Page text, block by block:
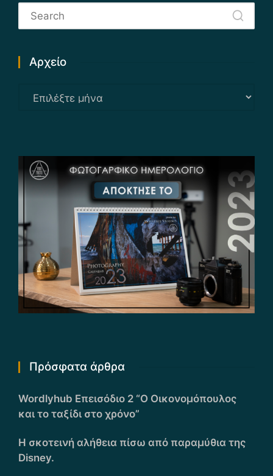
Αρχείο
Αρχείο
Πρόσφατα άρθρα
Wordlyhub Επεισόδιο 2 “Ο Οικονομόπουλος
και το ταξίδι στο χρόνο”
Η σκοτεινή αλήθεια πίσω από παραμύθια της
Disney.